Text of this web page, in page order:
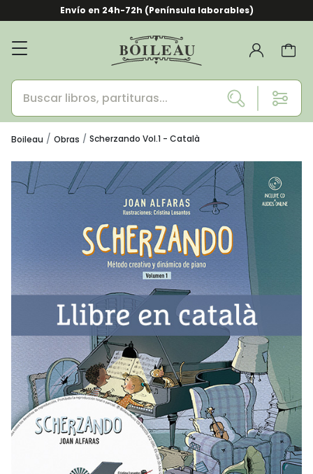
Envío en 24h-72h (Península laborables)
Boileau Obras Scherzando Vol.1 - Català